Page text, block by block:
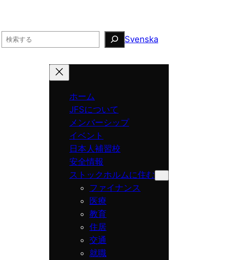
Search Svenska
ホーム
JFSについて
メンバーシップ
イベント
日本人補習校
安全情報
ストックホルムに住む
ファイナンス
医療
教育
住居
交通
就職